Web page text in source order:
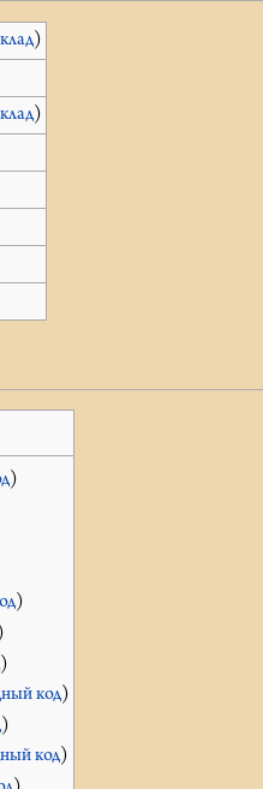
)
)
)
)
)
код)
)
код)